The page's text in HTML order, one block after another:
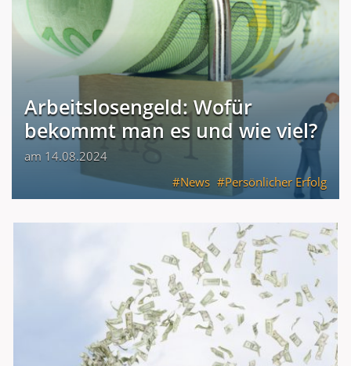
Arbeitslosengeld: Wofür
bekommt man es und wie viel?
am 14.08.2024
News
Persönlicher Erfolg